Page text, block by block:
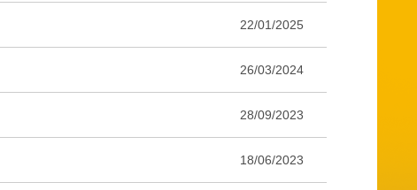
22/01/2025
26/03/2024
28/09/2023
18/06/2023